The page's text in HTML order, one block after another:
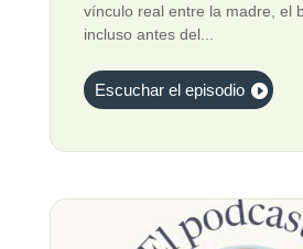
vínculo real entre la madre, el
incluso antes del...
Escuchar el episodio